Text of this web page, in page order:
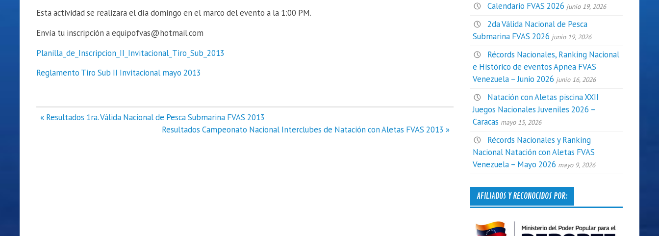
Esta actividad se realizara el día domingo en el marco del evento a la 1:00 PM.
Envía tu inscripción a equipofvas@hotmail.com
Planilla_de_Inscripcion_II_Invitacional_Tiro_Sub_2013
Reglamento Tiro Sub II Invitacional mayo 2013
Navegación
« Resultados 1ra. Válida Nacional de Pesca Submarina FVAS 2013
Resultados Campeonato Nacional Interclubes de Natación con Aletas FVAS 2013 »
Calendario FVAS 2026 junio 19, 2026
2da Válida Nacional de Pesca
Submarina FVAS 2026 junio 19, 2026
Récords Nacionales, Ranking Nacional
e Histórico de eventos Apnea FVAS
Venezuela – Junio 2026 junio 16, 2026
Natación con Aletas piscina XXII
Juegos Nacionales Juveniles 2026 –
Caracas mayo 15, 2026
Récords Nacionales y Ranking
Nacional Natación con Aletas FVAS
Venezuela – Mayo 2026 mayo 9, 2026
AFILIADOS Y RECONOCIDOS POR: